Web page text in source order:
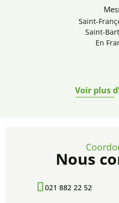
Saint-
Saint-
En
Voir plus
Nous
021 882 22 52